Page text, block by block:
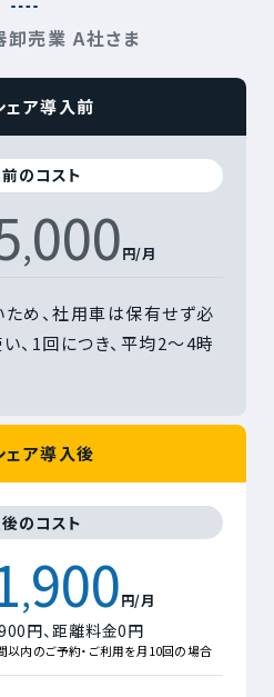
卸売業 A社さま
ェア導入前
のコスト
,000円/月
め、社用車は保有せず必
、1回につき、平均2〜4時
ェア導入後
のコスト
,900円/月
円、距離料金0円
以内のご予約・ご利用を月10回の場合